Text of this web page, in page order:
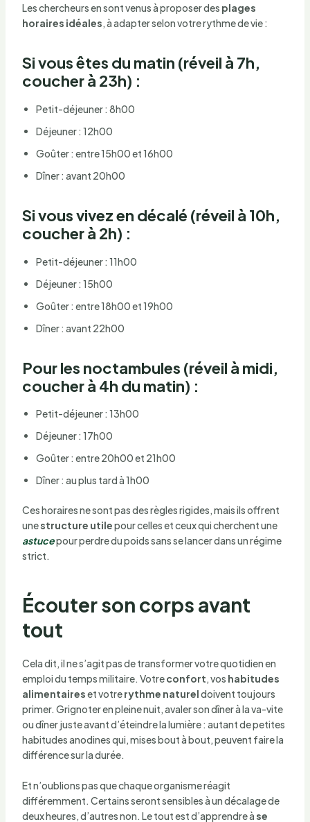
Les chercheurs en sont venus à proposer des plages
horaires idéales, à adapter selon votre rythme de vie :
Si vous êtes du matin (réveil à 7h,
coucher à 23h) :
Petit-déjeuner : 8h00
Déjeuner : 12h00
Goûter : entre 15h00 et 16h00
Dîner : avant 20h00
Si vous vivez en décalé (réveil à 10h,
coucher à 2h) :
Petit-déjeuner : 11h00
Déjeuner : 15h00
Goûter : entre 18h00 et 19h00
Dîner : avant 22h00
Pour les noctambules (réveil à midi,
coucher à 4h du matin) :
Petit-déjeuner : 13h00
Déjeuner : 17h00
Goûter : entre 20h00 et 21h00
Dîner : au plus tard à 1h00
Ces horaires ne sont pas des règles rigides, mais ils offrent
unestructure utilepour celles et ceux qui cherchent une
astucepour perdre du poids sans se lancer dans un régime
strict.
Écouter son corps avant
tout
Cela dit, il ne s’agit pas de transformer votre quotidien en
emploi du temps militaire. Votreconfort , vos habitudes
alimentaireset votrerythme natureldoivent toujours
primer. Grignoter en pleine nuit, avaler son dîner à la va-vite
ou dîner juste avant d’éteindre la lumière : autant de petites
habitudes anodines qui, mises bout à bout, peuvent faire la
différence sur la durée.
Et n’oublions pas que chaque organisme réagit
différemment. Certains seront sensibles à un décalage de
deux heures, d’autres non. Le tout est d’apprendre à se